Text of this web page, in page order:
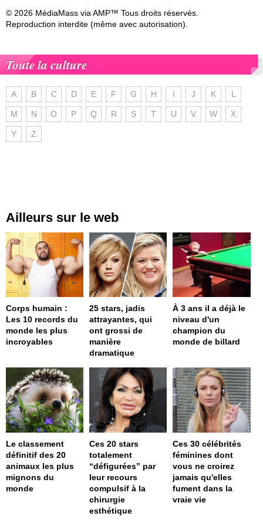
© 2026 MédiaMass via AMP™ Tous droits réservés.
Reproduction interdite (même avec autorisation).
Toute la culture
A B C D E F G H I J K L
M N O P Q R S T U V W X
Y Z
Ailleurs sur le web
Corps humain :
Les 10 records du
monde les plus
incroyables
25 stars, jadis
attrayantes, qui
ont grossi de
manière
dramatique
À 3 ans il a déjà le
niveau d'un
champion du
monde de billard
Le classement
définitif des 20
animaux les plus
mignons du
monde
Ces 20 stars
totalement
“défigurées” par
leur recours
compulsif à la
chirurgie
esthétique
Ces 30 célébrités
féminines dont
vous ne croirez
jamais qu'elles
fument dans la
vraie vie